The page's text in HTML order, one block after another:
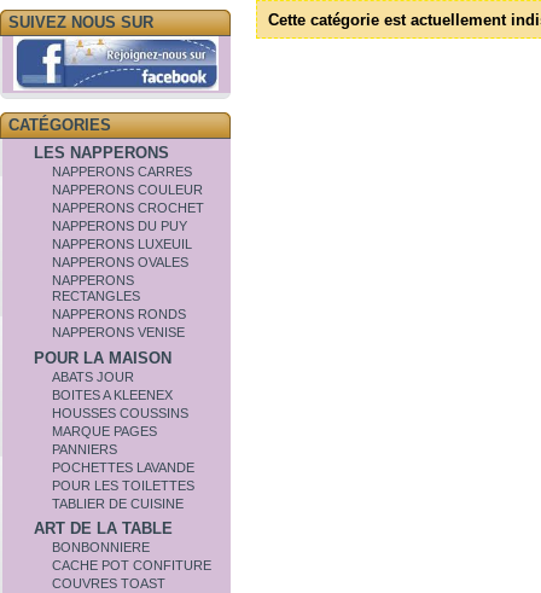
SUIVEZ NOUS SUR
CATÉGORIES
LES NAPPERONS
NAPPERONS CARRES
NAPPERONS COULEUR
NAPPERONS CROCHET
NAPPERONS DU PUY
NAPPERONS LUXEUIL
NAPPERONS OVALES
NAPPERONS
RECTANGLES
NAPPERONS RONDS
NAPPERONS VENISE
POUR LA MAISON
ABATS JOUR
BOITES A KLEENEX
HOUSSES COUSSINS
MARQUE PAGES
PANNIERS
POCHETTES LAVANDE
POUR LES TOILETTES
TABLIER DE CUISINE
ART DE LA TABLE
BONBONNIERE
CACHE POT CONFITURE
COUVRES TOAST
Cette catégorie est actuellement